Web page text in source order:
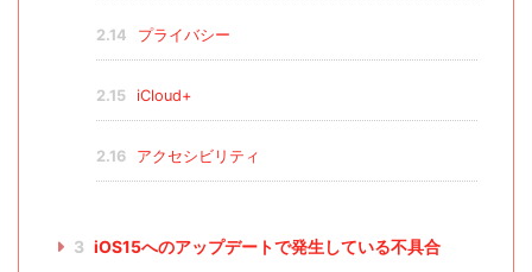
2.14 プライバシー
2.15 iCloud+
2.16 アクセシビリティ
3 iOS15へのアップデートで発生している不具合